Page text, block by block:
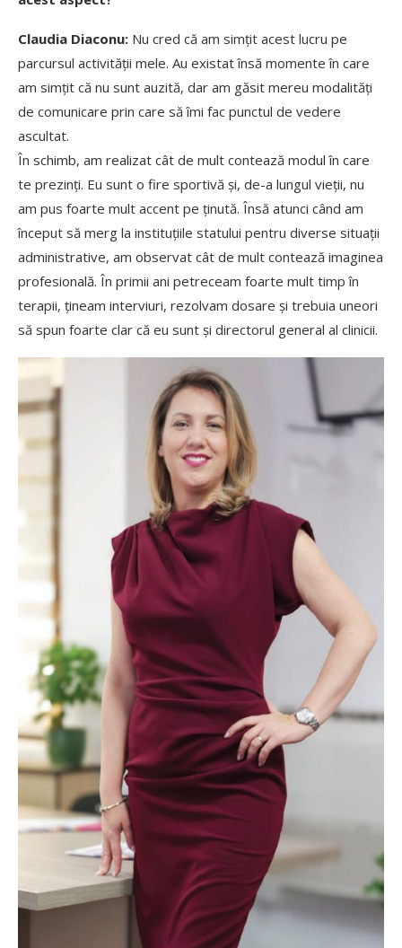
Claudia Diaconu: Nu cred că am simțit acest lucru pe
parcursul activității mele. Au existat însă momente în care
am simțit că nu sunt auzită, dar am găsit mereu modalități
de comunicare prin care să îmi fac punctul de vedere
ascultat.
În schimb, am realizat cât de mult contează modul în care
te prezinți. Eu sunt o fire sportivă și, de-a lungul vieții, nu
am pus foarte mult accent pe ținută. Însă atunci când am
început să merg la instituțiile statului pentru diverse situații
administrative, am observat cât de mult contează imaginea
profesională. În primii ani petreceam foarte mult timp în
terapii, țineam interviuri, rezolvam dosare și trebuia uneori
să spun foarte clar că eu sunt și directorul general al clinicii.